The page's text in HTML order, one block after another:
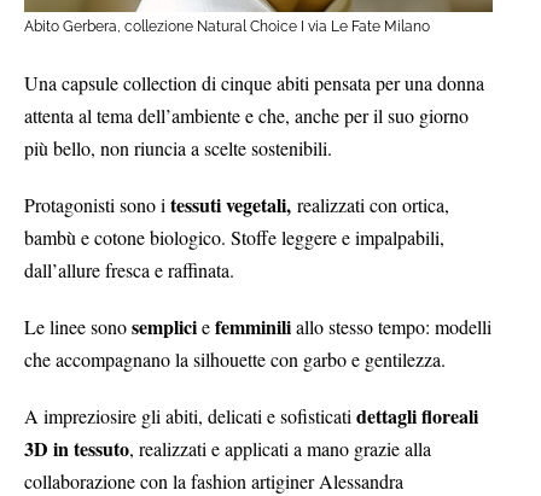
Abito Gerbera, collezione Natural Choice I via Le Fate Milano
Una capsule collection di cinque abiti pensata per una donna
attenta al tema dell’ambiente e che, anche per il suo giorno
più bello, non riuncia a scelte sostenibili.
Protagonisti sono i tessuti vegetali, realizzati con ortica,
bambù e cotone biologico. Stoffe leggere e impalpabili,
dall’allure fresca e raffinata.
Le linee sonosempliciefemminiliallo stesso tempo: modelli
che accompagnano la silhouette con garbo e gentilezza.
A impreziosire gli abiti, delicati e sofisticati dettagli floreali
3D in tessuto, realizzati e applicati a mano grazie alla
collaborazione con la fashion artiginer Alessandra